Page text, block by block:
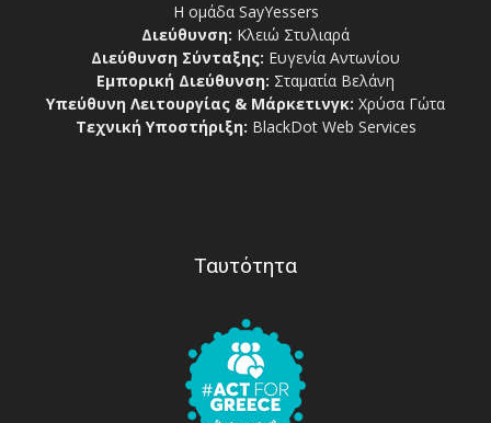
Η ομάδα SayYessers
Διεύθυνση: Κλειώ Στυλιαρά
Διεύθυνση Σύνταξης: Ευγενία Αντωνίου
Εμπορική Διεύθυνση: Σταματία Βελάνη
Υπεύθυνη Λειτουργίας & Μάρκετινγκ: Χρύσα Γώτα
Τεχνική Υποστήριξη: BlackDot Web Services
Ταυτότητα